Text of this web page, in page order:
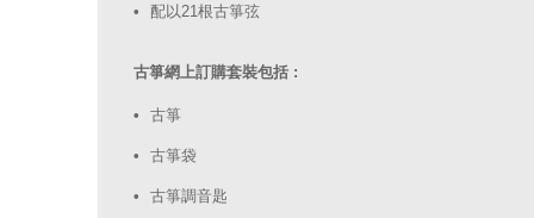
配以21根古箏弦
古箏網上訂購套裝包括 :
古箏
古箏袋
古箏調音匙